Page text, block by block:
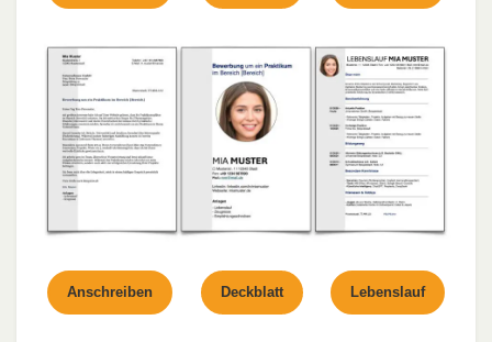
Anschreiben Deckblatt Lebenslauf